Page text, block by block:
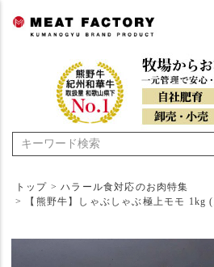
トップ
ハラール食対応のお肉特集
【熊野牛】しゃぶしゃぶ極上モモ 1kg